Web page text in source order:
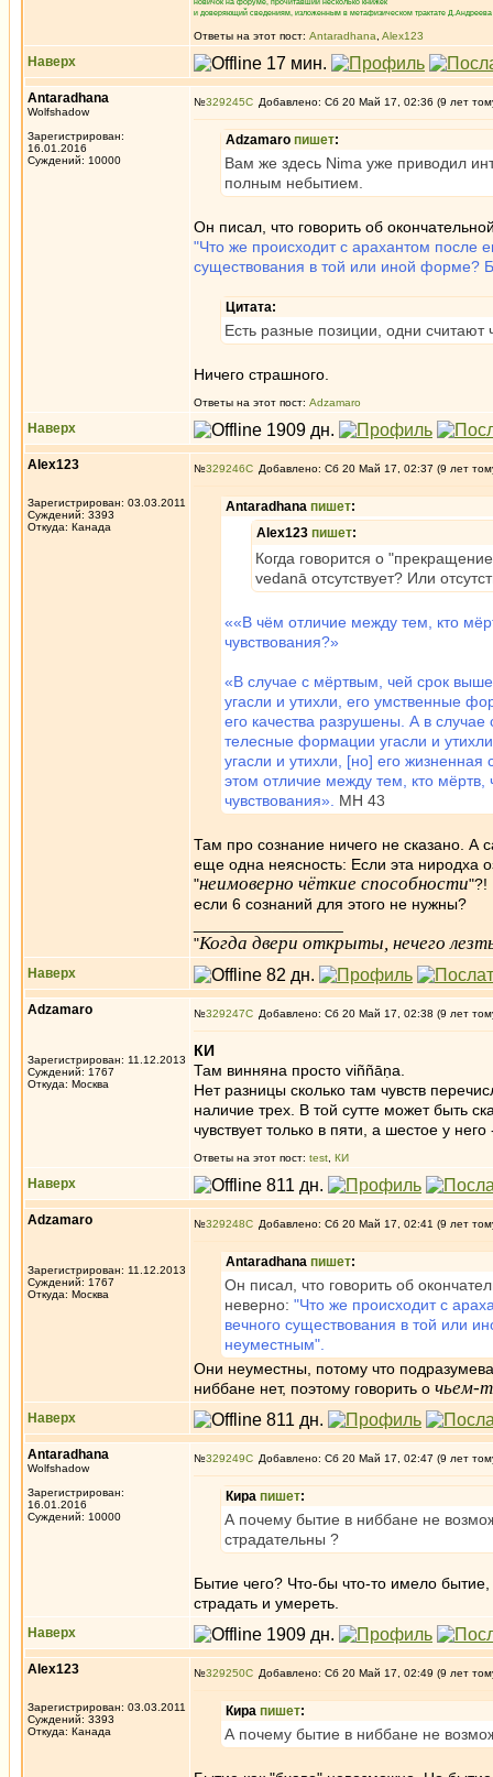
новичок на форуме, прочитавший несколько книжек
и доверяющий сведениям, изложенным в метафизическом трактате
Ответы на этот пост: Antaradhana Alex123
Наверх
Antaradhana
Wolfshadow
Зарегистрирован:
16.01.2016
Суждений: 10000
№329245 Добавлено: Сб 20 Май 17, 02:36 (9 лет
Adzamaro пишет:
Вам же здесь Nima уже приводил
полным небытием.
Он писал, что говорить об
"Что же происходит с арахантом после
существования в той или иной форме?
Цитата:
Есть разные позиции, одни считают
Ничего страшного.
Ответы на этот пост: Adzamaro
Наверх
Alex123
Зарегистрирован: 03.03.2011
Суждений: 3393
Откуда: Канада
№329246 Добавлено: Сб 20 Май 17, 02:37 (9 лет
Antaradhana пишет:
Alex123 пишет:
Когда говорится о
vedanā отсутствует? Или
««В чём отличие между тем, кто
чувствования?»
«В случае с мёртвым, чей срок
угасли и утихли, его умственные
его качества разрушены. А в
телесные формации угасли и
угасли и утихли, [но] его
этом отличие между тем, кто
чувствования». МН 43
Там про сознание ничего не сказано. А
еще одна неясность: Если эта ниродха
"неимоверно чёткие способности"?!
если 6 сознаний для этого не нужны?
"Когда двери открыты, нечего
Наверх
Adzamaro
Зарегистрирован: 11.12.2013
Суждений: 1767
Откуда: Москва
№329247 Добавлено: Сб 20 Май 17, 02:38 (9 лет
КИ
Там винняна просто viññāṇa.
Нет разницы сколько там чувств
наличие трех. В той сутте может быть
чувствует только в пяти, а шестое у
Ответы на этот пост: test КИ
Наверх
Adzamaro
Зарегистрирован: 11.12.2013
Суждений: 1767
Откуда: Москва
№329248 Добавлено: Сб 20 Май 17, 02:41 (9 лет
Antaradhana пишет:
Он писал, что говорить об
неверно: "Что же происходит с
вечного существования в той или
неуместным".
Они неуместны, потому что
ниббане нет, поэтому говорить о чьем-
Наверх
Antaradhana
Wolfshadow
Зарегистрирован:
16.01.2016
Суждений: 10000
№329249 Добавлено: Сб 20 Май 17, 02:47 (9 лет
Кира пишет:
А почему бытие в ниббане не
страдательны ?
Бытие чего? Что-бы что-то имело
страдать и умереть.
Наверх
Alex123
Зарегистрирован: 03.03.2011
Суждений: 3393
Откуда: Канада
№329250 Добавлено: Сб 20 Май 17, 02:49 (9 лет
Кира пишет:
А почему бытие в ниббане не